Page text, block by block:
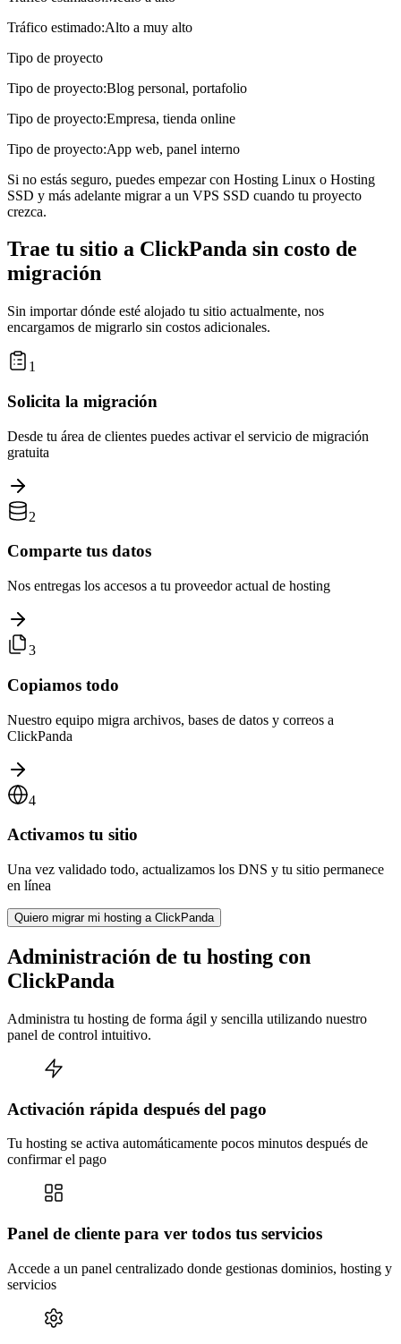
Tráfico estimado:Alto a muy alto
Tipo de proyecto
Tipo de proyecto:Blog personal, portafolio
Tipo de proyecto:Empresa, tienda online
Tipo de proyecto:App web, panel interno
Si no estás seguro, puedes empezar con Hosting Linux o Hosting
SSD y más adelante migrar a un VPS SSD cuando tu proyecto
crezca.
Trae tu sitio a ClickPanda sin costo de
migración
Sin importar dónde esté alojado tu sitio actualmente, nos
encargamos de migrarlo sin costos adicionales.
1
Solicita la migración
Desde tu área de clientes puedes activar el servicio de migración
gratuita
2
Comparte tus datos
Nos entregas los accesos a tu proveedor actual de hosting
3
Copiamos todo
Nuestro equipo migra archivos, bases de datos y correos a
ClickPanda
4
Activamos tu sitio
Una vez validado todo, actualizamos los DNS y tu sitio permanece
en línea
Quiero migrar mi hosting a ClickPanda
Administración de tu hosting con
ClickPanda
Administra tu hosting de forma ágil y sencilla utilizando nuestro
panel de control intuitivo.
Activación rápida después del pago
Tu hosting se activa automáticamente pocos minutos después de
confirmar el pago
Panel de cliente para ver todos tus servicios
Accede a un panel centralizado donde gestionas dominios, hosting y
servicios